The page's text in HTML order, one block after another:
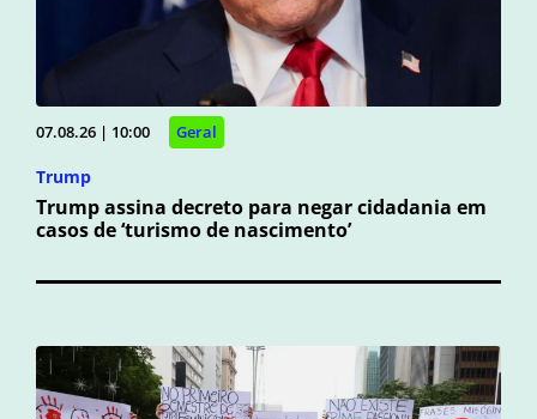
07.08.26 | 10:00 Geral
Trump
Trump assina decreto para negar cidadania em
casos de ‘turismo de nascimento’